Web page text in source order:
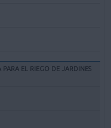
EL RIEGO DE JARDINES